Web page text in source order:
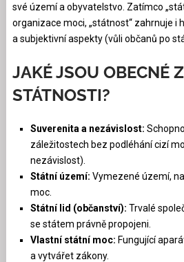
své území a obyvatelstvo. Zatímco
organizace moci, „státnost“ zahrnuje i
a subjektivní aspekty (vůli občanů po
JAKÉ JSOU OBECNÉ
STÁTNOSTI?
Suverenita a nezávislost:
záležitostech bez podléhání cizí
nezávislost).
Státní území: Vymezené území,
moc.
Státní lid (občanství): Trvalé
se státem právně propojeni.
Vlastní státní moc: Fungující
a vytvářet zákony.